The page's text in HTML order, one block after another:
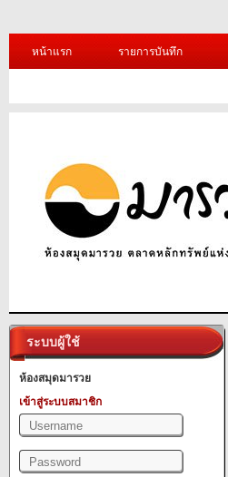
หน้าแรก รายการบันทึก
ระบบผู้ใช้
ห้องสมุดมารวย
เข้าสู่ระบบสมาชิก